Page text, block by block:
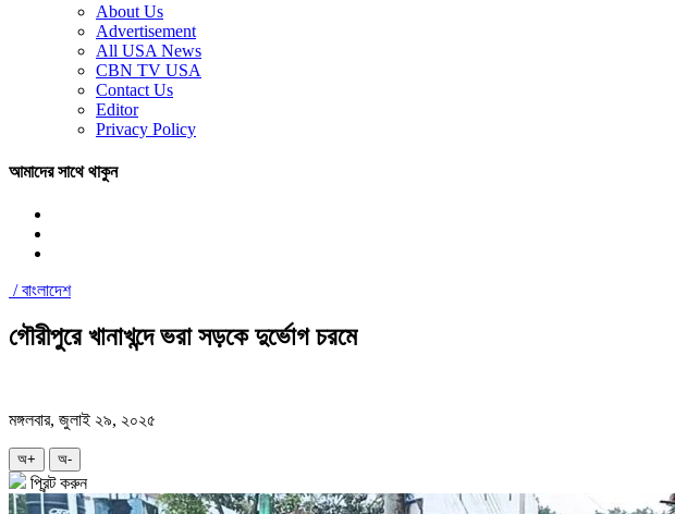
About Us
Advertisement
All USA News
CBN TV USA
Contact Us
Editor
Privacy Policy
আমাদের সাথে থাকুন
/বাংলাদেশ
গৌরীপুরে খানাখন্দে ভরা সড়কে দুর্ভোগ চরমে
মঙ্গলবার, জুলাই ২৯, ২০২৫
অ+ অ-
প্রিন্ট করুন